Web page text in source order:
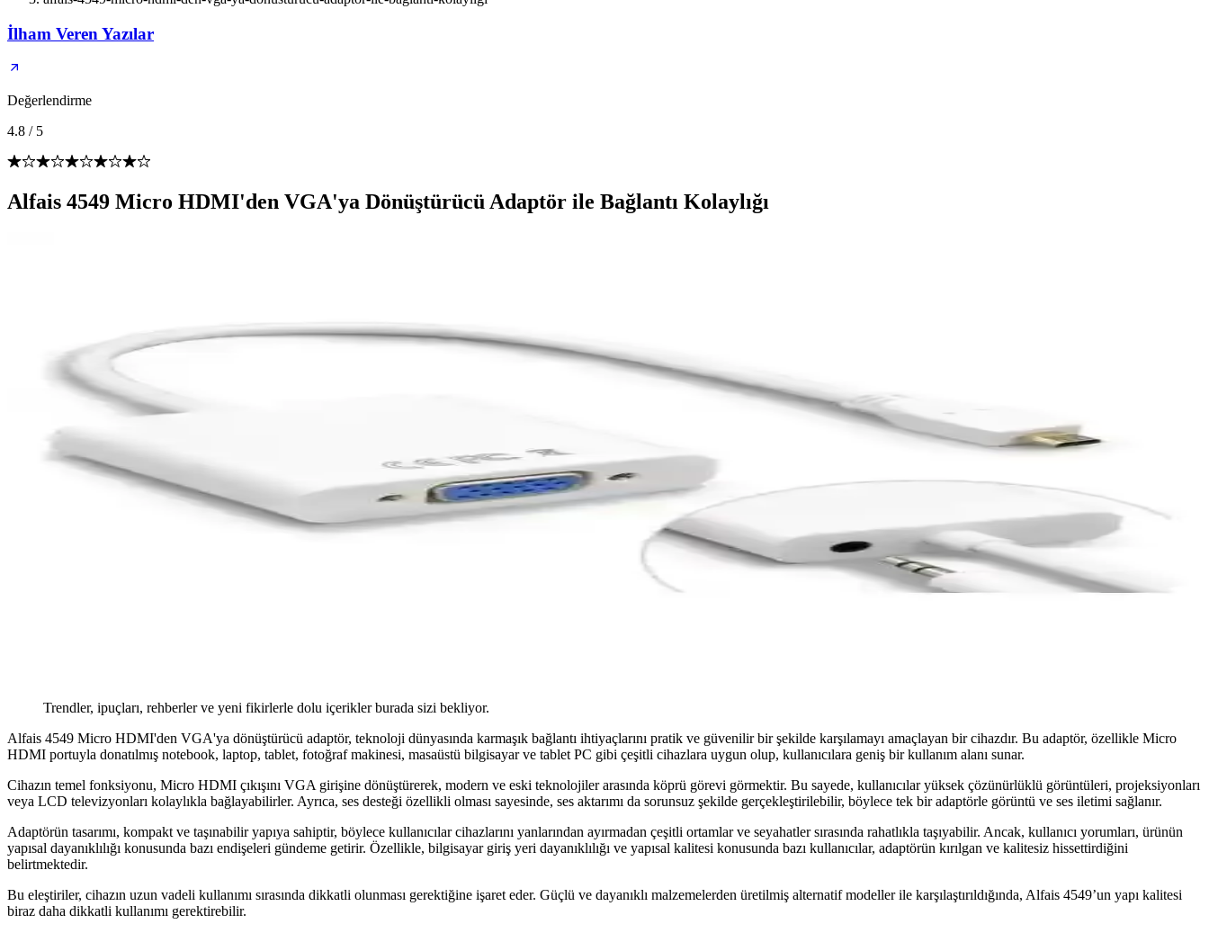
İlham Veren Yazılar
Değerlendirme
4.8 / 5
Alfais 4549 Micro HDMI'den VGA'ya Dönüştürücü Adaptör ile Bağlantı Kolaylığı
Trendler, ipuçları, rehberler ve yeni fikirlerle dolu içerikler burada sizi bekliyor.
Alfais 4549 Micro HDMI'den VGA'ya dönüştürücü adaptör, teknoloji dünyasında karmaşık bağlantı ihtiyaçlarını pratik ve güvenilir bir şekilde karşılamayı amaçlayan bir cihazdır. Bu adaptör, özellikle Micro
HDMI portuyla donatılmış notebook, laptop, tablet, fotoğraf makinesi, masaüstü bilgisayar ve tablet PC gibi çeşitli cihazlara uygun olup, kullanıcılara geniş bir kullanım alanı sunar.
Cihazın temel fonksiyonu, Micro HDMI çıkışını VGA girişine dönüştürerek, modern ve eski teknolojiler arasında köprü görevi görmektir. Bu sayede, kullanıcılar yüksek çözünürlüklü görüntüleri, projeksiyonları
veya LCD televizyonları kolaylıkla bağlayabilirler. Ayrıca, ses desteği özellikli olması sayesinde, ses aktarımı da sorunsuz şekilde gerçekleştirilebilir, böylece tek bir adaptörle görüntü ve ses iletimi sağlanır.
Adaptörün tasarımı, kompakt ve taşınabilir yapıya sahiptir, böylece kullanıcılar cihazlarını yanlarından ayırmadan çeşitli ortamlar ve seyahatler sırasında rahatlıkla taşıyabilir. Ancak, kullanıcı yorumları, ürünün
yapısal dayanıklılığı konusunda bazı endişeleri gündeme getirir. Özellikle, bilgisayar giriş yeri dayanıklılığı ve yapısal kalitesi konusunda bazı kullanıcılar, adaptörün kırılgan ve kalitesiz hissettirdiğini
belirtmektedir.
Bu eleştiriler, cihazın uzun vadeli kullanımı sırasında dikkatli olunması gerektiğine işaret eder. Güçlü ve dayanıklı malzemelerden üretilmiş alternatif modeller ile karşılaştırıldığında, Alfais 4549’un yapı kalitesi
biraz daha dikkatli kullanımı gerektirebilir.